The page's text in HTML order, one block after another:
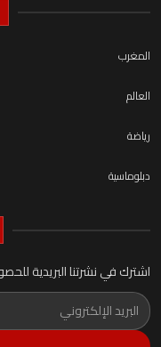
المغرب
العالم
رياضة
دبلوماسية
اشترك في نشرتنا البريدية